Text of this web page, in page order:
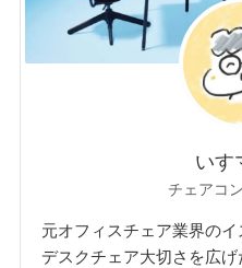
いす
チェアコ
元オフィスチェア業界のイ
デスクチェア大切さを広